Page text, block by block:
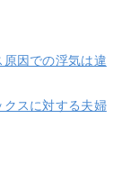
原因での浮気は違
スに対する夫婦